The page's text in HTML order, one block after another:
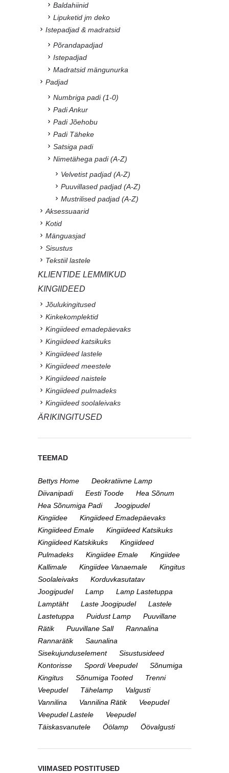
Baldahiinid
Lipuketid jm deko
Istepadjad & madratsid
Põrandapadjad
Istepadjad
Madratsid mängunurka
Padjad
Numbriga padi (1-0)
Padi Ankur
Padi Jõehobu
Padi Täheke
Satsiga padi
Nimetähega padi (A-Z)
Velvetist padjad (A-Z)
Puuvillased padjad (A-Z)
Mustrilised padjad (A-Z)
Aksessuaarid
Kotid
Mänguasjad
Sisustus
Tekstiil lastele
KLIENTIDE LEMMIKUD
KINGIIDEED
Jõulukingitused
Kinkekomplektid
Kingiideed emadepäevaks
Kingiideed katsikuks
Kingiideed lastele
Kingiideed meestele
Kingiideed naistele
Kingiideed pulmadeks
Kingiideed soolaleivaks
ÄRIKINGITUSED
TEEMAD
Bettys Home
Deokratiivne Lamp
Diivanipadi
Eesti Toode
Hea Sõnum
Hea Sõnumiga Padi
Joogipudel
Kingiidee
Kingiideed Emadepäevaks
Kingiideed Emale
Kingiideed Katsikuks
Kingiideed Katskikuks
Kingiideed
Pulmadeks
Kingiidee Emale
Kingiidee
Kallimale
Kingiidee Vanaemale
Kingitus
Soolaleivaks
Korduvkasutatav
Joogipudel
Lamp
Lamp Lastetuppa
Lamptäht
Laste Joogipudel
Lastele
Lastetuppa
Puidust Lamp
Puuvillane
Rätik
Puuvillane Sall
Rannalina
Rannarätik
Saunalina
Sisekujunduselement
Sisustusideed
Kontorisse
Spordi Veepudel
Sõnumiga
Kingitus
Sõnumiga Tooted
Trenni
Veepudel
Tähelamp
Valgusti
Vannilina
Vannilina Rätik
Veepudel
Veepudel Lastele
Veepudel
Täiskasvanutele
Öölamp Öövalgusti
VIIMASED POSTITUSED